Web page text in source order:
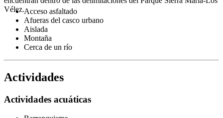
Vélez.Acceso asfaltado
Afueras del casco urbano
Aislada
Montaña
Cerca de un río
Actividades
Actividades acuáticas